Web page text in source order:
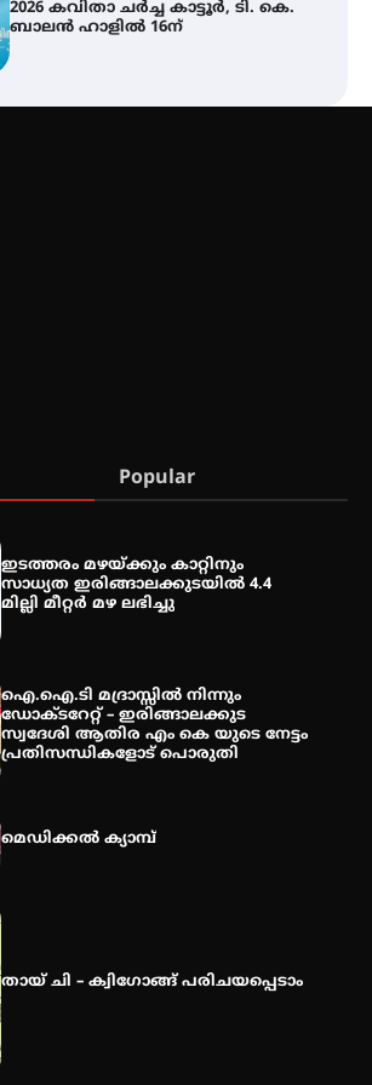
സ്ഥാപനങ്ങൾക്കും ശനിയാഴ്ച
അവധി
വിദ്യാർത്ഥികൾ
2026 കവിതാ ചർച്ച കാട്ടൂർ, ടി. കെ.
ബാലൻ ഹാളിൽ 16ന്
Popular
ഇടത്തരം മഴയ്ക്കും കാറ്റിനും
സാധ്യത ഇരിങ്ങാലക്കുടയിൽ 4.4
മില്ലി മീറ്റർ മഴ ലഭിച്ചു
ഐ.ഐ.ടി മദ്രാസ്സിൽ നിന്നും
ഡോക്ടറേറ്റ് – ഇരിങ്ങാലക്കുട
സ്വദേശി ആതിര എം കെ യുടെ നേട്ടം
പ്രതിസന്ധികളോട് പൊരുതി
മെഡിക്കൽ ക്യാമ്പ്
തായ് ചി – ക്വിഗോങ്ങ് പരിചയപ്പെടാം